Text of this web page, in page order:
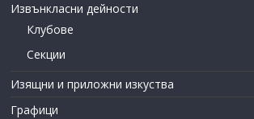
Извънкласни дейности
Клубове
Секции
Изящни и приложни изкуства
Графици